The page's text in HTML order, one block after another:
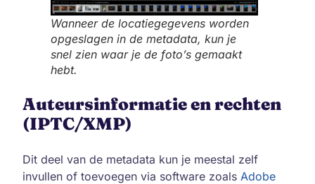
Wanneer de locatiegegevens worden
opgeslagen in de metadata, kun je
snel zien waar je de foto’s gemaakt
hebt.
Auteursinformatie en rechten
(IPTC/XMP)
Dit deel van de metadata kun je meestal zelf
invullen of toevoegen via software zoals Adobe